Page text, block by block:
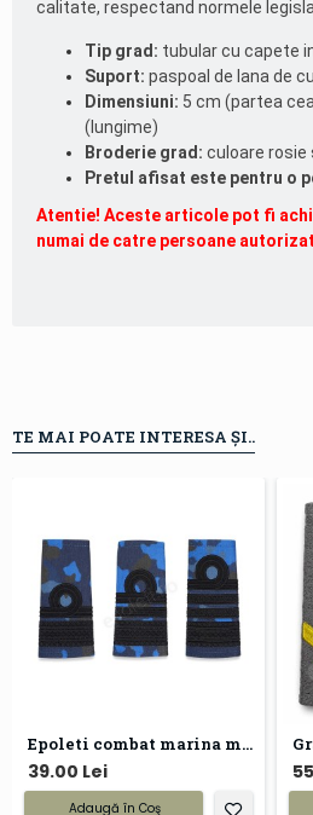
calitate, respectand normele
Tip grad: tubular cu capete
Suport: paspoal de lana de
Dimensiuni: 5 cm (partea
(lungime)
Broderie grad: culoare rosie
Pretul afisat este pentru o
Atentie! Aceste articole pot fi
numai de catre persoane
TE MAI POATE INTERESA ȘI..
Epoleti combat marina militara
39.00 Lei
Adaugă în Coş